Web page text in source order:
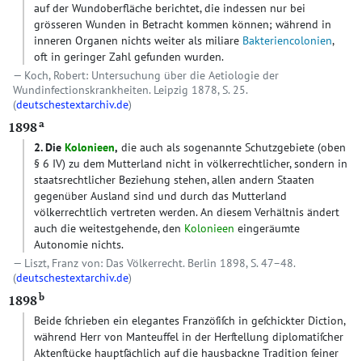
auf der Wundoberfläche berichtet, die indessen nur bei
grösseren Wunden in Betracht kommen können; während in
inneren Organen nichts weiter als miliare Bakteriencolonien,
oft in geringer Zahl gefunden wurden.
Koch, Robert: Untersuchung über die Aetiologie der
Wundinfectionskrankheiten. Leipzig 1878, S. 25.
(deutschestextarchiv.de)
1898a
2. Die Kolonieen, die auch als sogenannte Schutzgebiete (oben
§ 6 IV) zu dem Mutterland nicht in völkerrechtlicher, sondern in
staatsrechtlicher Beziehung stehen, allen andern Staaten
gegenüber Ausland sind und durch das Mutterland
völkerrechtlich vertreten werden. An diesem Verhältnis ändert
auch die weitestgehende, den Kolonieen eingeräumte
Autonomie nichts.
Liszt, Franz von: Das Völkerrecht. Berlin 1898, S. 47–48.
(deutschestextarchiv.de)
1898b
Beide ſchrieben ein elegantes Franzöſiſch in geſchickter Diction,
während Herr von Manteuffel in der Herſtellung diplomatiſcher
Aktenſtücke hauptſächlich auf die hausbackne Tradition ſeiner